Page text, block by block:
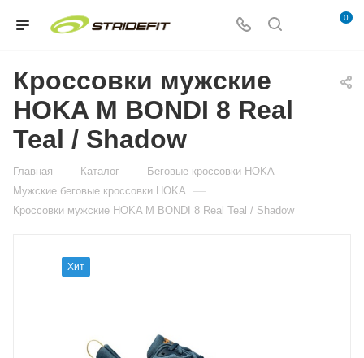
0
Кроссовки мужские
HOKA M BONDI 8 Real
Teal / Shadow
Главная — Каталог — Беговые кроссовки HOKA —
Мужские беговые кроссовки HOKA —
Кроссовки мужские HOKA M BONDI 8 Real Teal / Shadow
Хит